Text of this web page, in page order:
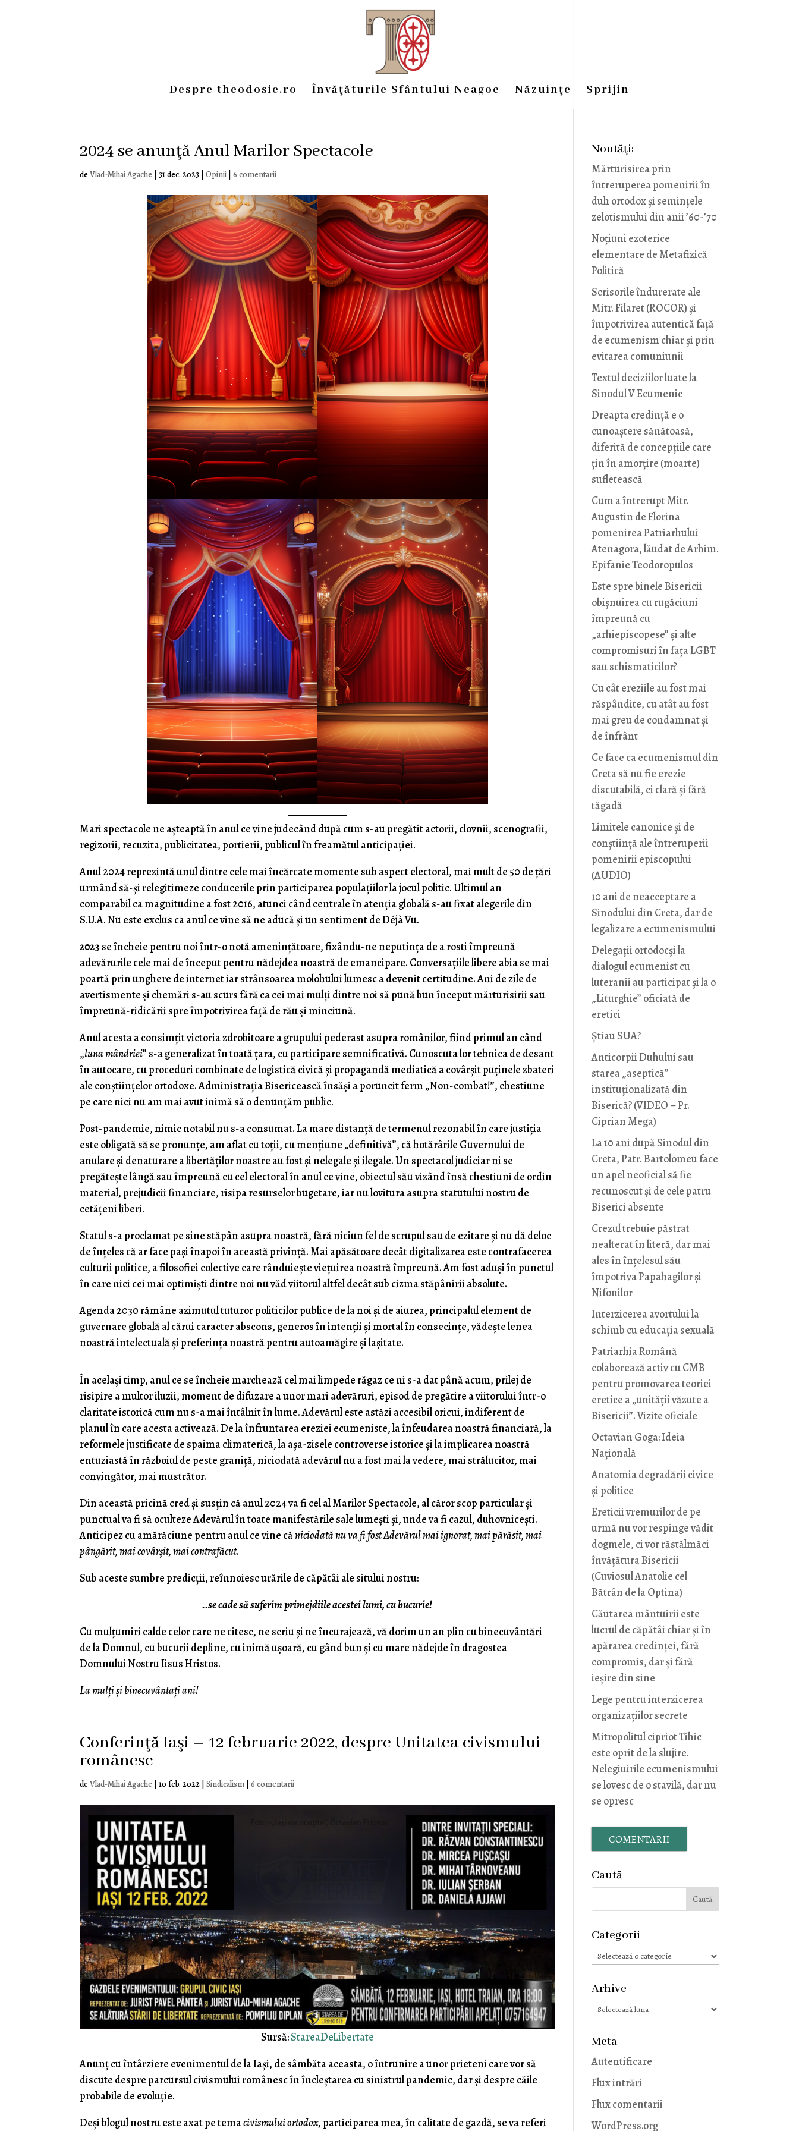
Despre theodosie.ro Învăţăturile Sfântului Neagoe Năzuinţe Sprijin
2024 se anunţă Anul Marilor Spectacole
deVlad-Mihai Agache |31 dec. 2023 |Opinii |6 comentarii
Mari spectacole ne aşteaptă în anul ce vine judecând după cum s-au pregătit actorii, clovnii, scenografii,
regizorii, recuzita, publicitatea, portierii, publicul în freamătul anticipaţiei.
Anul 2024 reprezintă unul dintre cele mai încărcate momente sub aspect electoral, mai mult de 50 de ţări
urmând să-şi relegitimeze conducerile prin participarea populaţiilor la jocul politic. Ultimul an
comparabil ca magnitudine a fost 2016, atunci când centrale în atenţia globală s-au fixat alegerile din
S.U.A. Nu este exclus ca anul ce vine să ne aducă şi un sentiment de Déjà Vu.
2023 se încheie pentru noi într-o notă ameninţătoare, fixându-ne neputinţa de a rosti împreună
adevărurile cele mai de început pentru nădejdea noastră de emancipare. Conversaţiile libere abia se mai
poartă prin unghere de internet iar strânsoarea molohului lumesc a devenit certitudine. Ani de zile de
avertismente şi chemări s-au scurs fără ca cei mai mulţi dintre noi să pună bun început mărturisirii sau
împreună-ridicării spre împotrivirea faţă de rău şi minciună.
Anul acesta a consimţit victoria zdrobitoare a grupului pederast asupra românilor, fiind primul an când
„luna mândriei” s-a generalizat în toată ţara, cu participare semnificativă. Cunoscuta lor tehnica de desant
în autocare, cu proceduri combinate de logistică civică şi propagandă mediatică a covârşit puţinele zbateri
ale conştiinţelor ortodoxe. Administraţia Bisericească însăşi a poruncit ferm „Non-combat!”, chestiune
pe care nici nu am mai avut inimă să o denunţăm public.
Post-pandemie, nimic notabil nu s-a consumat. La mare distanţă de termenul rezonabil în care justiţia
este obligată să se pronunţe, am aflat cu toţii, cu menţiune „definitivă”, că hotărârile Guvernului de
anulare şi denaturare a libertăţilor noastre au fost şi nelegale şi ilegale. Un spectacol judiciar ni se
pregăteşte lângă sau împreună cu cel electoral în anul ce vine, obiectul său vizând însă chestiuni de ordin
material, prejudicii financiare, risipa resurselor bugetare, iar nu lovitura asupra statutului nostru de
cetăţeni liberi.
Statul s-a proclamat pe sine stăpân asupra noastră, fără niciun fel de scrupul sau de ezitare şi nu dă deloc
de înţeles că ar face paşi înapoi în această privinţă. Mai apăsătoare decât digitalizarea este contrafacerea
culturii politice, a filosofiei colective care rânduieşte vieţuirea noastră împreună. Am fost aduşi în punctul
în care nici cei mai optimişti dintre noi nu văd viitorul altfel decât sub cizma stăpânirii absolute.
Agenda 2030 rămâne azimutul tuturor politicilor publice de la noi şi de aiurea, principalul element de
guvernare globală al cărui caracter abscons, generos în intenţii şi mortal în consecinţe, vădeşte lenea
noastră intelectuală şi preferinţa noastră pentru autoamăgire şi laşitate.
În acelaşi timp, anul ce se încheie marchează cel mai limpede răgaz ce ni s-a dat până acum, prilej de
risipire a multor iluzii, moment de difuzare a unor mari adevăruri, episod de pregătire a viitorului într-o
claritate istorică cum nu s-a mai întâlnit în lume. Adevărul este astăzi accesibil oricui, indiferent de
planul în care acesta activează. De la înfruntarea ereziei ecumeniste, la înfeudarea noastră financiară, la
reformele justificate de spaima climaterică, la aşa-zisele controverse istorice şi la implicarea noastră
entuziastă în războiul de peste graniţă, niciodată adevărul nu a fost mai la vedere, mai strălucitor, mai
convingător, mai mustrător.
Din această pricină cred şi susţin că anul 2024 va fi cel al Marilor Spectacole, al căror scop particular şi
punctual va fi să oculteze Adevărul în toate manifestările sale lumeşti şi, unde va fi cazul, duhovniceşti.
Anticipez cu amărăciune pentru anul ce vine căniciodată nu va fi fost Adevărul mai ignorat, mai părăsit, mai
pângărit, mai covârşit, mai contrafăcut.
Sub aceste sumbre predicţii, reînnoiesc urările de căpătâi ale sitului nostru:
..se cade să suferim primejdiile acestei lumi, cu bucurie!
Cu mulţumiri calde celor care ne citesc, ne scriu şi ne încurajează, vă dorim un an plin cu binecuvântări
de la Domnul, cu bucurii depline, cu inimă uşoară, cu gând bun şi cu mare nădejde în dragostea
Domnului Nostru Iisus Hristos.
La mulţi şi binecuvântaţi ani!
Conferinţă Iaşi – 12 februarie 2022, despre Unitatea civismului
românesc
deVlad-Mihai Agache |10 feb. 2022 |Sindicalism |6 comentarii
Sursă:StareaDeLibertate
Anunţ cu întârziere evenimentul de la Iaşi, de sâmbăta aceasta, o întrunire a unor prieteni care vor să
discute despre parcursul civismului românesc în încleştarea cu sinistrul pandemic, dar şi despre căile
probabile de evoluţie.
Deşi blogul nostru este axat pe temacivismului ortodox, participarea mea, în calitate de gazdă, se va referi
Noutăţi:
Mărturisirea prin
întreruperea pomenirii în
duh ortodox și semințele
zelotismului din anii ’60-’70
Noţiuni ezoterice
elementare de Metafizică
Politică
Scrisorile îndurerate ale
Mitr. Filaret (ROCOR) și
împotrivirea autentică față
de ecumenism chiar și prin
evitarea comuniunii
Textul deciziilor luate la
Sinodul V Ecumenic
Dreapta credință e o
cunoaștere sănătoasă,
diferită de concepțiile care
țin în amorțire (moarte)
sufletească
Cum a întrerupt Mitr.
Augustin de Florina
pomenirea Patriarhului
Atenagora, lăudat de Arhim.
Epifanie Teodoropulos
Este spre binele Bisericii
obișnuirea cu rugăciuni
împreună cu
„arhiepiscopese” și alte
compromisuri în fața LGBT
sau schismaticilor?
Cu cât ereziile au fost mai
răspândite, cu atât au fost
mai greu de condamnat și
de înfrânt
Ce face ca ecumenismul din
Creta să nu fie erezie
discutabilă, ci clară și fără
tăgadă
Limitele canonice și de
conștiință ale întreruperii
pomenirii episcopului
(AUDIO)
10 ani de neacceptare a
Sinodului din Creta, dar de
legalizare a ecumenismului
Delegații ortodocși la
dialogul ecumenist cu
luteranii au participat și la o
„Liturghie” oficiată de
eretici
Știau SUA?
Anticorpii Duhului sau
starea „aseptică”
instituționalizată din
Biserică? (VIDEO – Pr.
Ciprian Mega)
La 10 ani după Sinodul din
Creta, Patr. Bartolomeu face
un apel neoficial să fie
recunoscut și de cele patru
Biserici absente
Crezul trebuie păstrat
nealterat în literă, dar mai
ales în înțelesul său
împotriva Papahagilor și
Nifonilor
Interzicerea avortului la
schimb cu educaţia sexuală
Patriarhia Română
colaborează activ cu CMB
pentru promovarea teoriei
eretice a „unității văzute a
Bisericii”. Vizite oficiale
Octavian Goga: Ideia
Naţională
Anatomia degradării civice
și politice
Ereticii vremurilor de pe
urmă nu vor respinge vădit
dogmele, ci vor răstălmăci
învățătura Bisericii
(Cuviosul Anatolie cel
Bătrân de la Optina)
Căutarea mântuirii este
lucrul de căpătâi chiar și în
apărarea credinței, fără
compromis, dar și fără
ieșire din sine
Lege pentru interzicerea
organizaţiilor secrete
Mitropolitul cipriot Tihic
este oprit de la slujire.
Nelegiuirile ecumenismului
se lovesc de o stavilă, dar nu
se opresc
COMENTARII
Caută
Categorii
Categorii
Arhive
Arhive
Meta
Autentificare
Flux intrări
Flux comentarii
WordPress.org